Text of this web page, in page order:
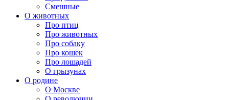
Смешные
О животных
Про птиц
Про животных
Про собаку
Про кошек
Про лошадей
О грызунах
О родине
О Москве